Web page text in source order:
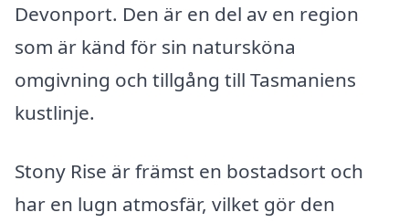
Devonport. Den är en del av en region
som är känd för sin natursköna
omgivning och tillgång till Tasmaniens
kustlinje.
Stony Rise är främst en bostadsort och
har en lugn atmosfär, vilket gör den